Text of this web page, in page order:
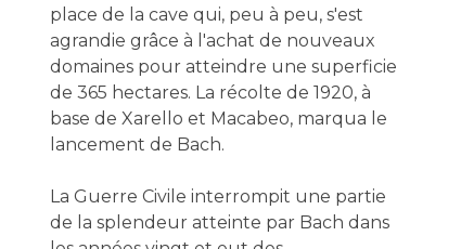
place de la cave qui, peu à peu, s'est
agrandie grâce à l'achat de nouveaux
domaines pour atteindre une superficie
de 365 hectares. La récolte de 1920, à
base de Xarello et Macabeo, marqua le
lancement de Bach.
La Guerre Civile interrompit une partie
de la splendeur atteinte par Bach dans